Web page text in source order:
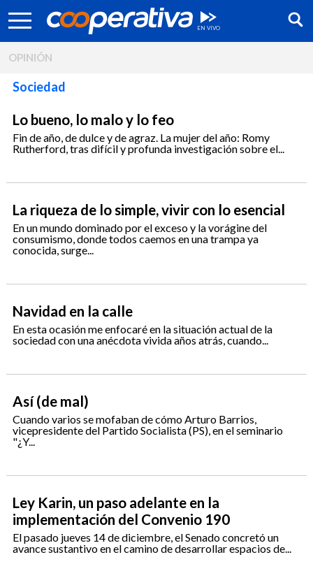
Síguenos:
OPINIÓN
Sociedad
Lo bueno, lo malo y lo feo
Fin de año, de dulce y de agraz. La mujer del año: Romy
Rutherford, tras difícil y profunda investigación sobre el...
La riqueza de lo simple, vivir con lo esencial
En un mundo dominado por el exceso y la vorágine del
consumismo, donde todos caemos en una trampa ya
conocida, surge...
Navidad en la calle
En esta ocasión me enfocaré en la situación actual de la
sociedad con una anécdota vivida años atrás, cuando...
Así (de mal)
Cuando varios se mofaban de cómo Arturo Barrios,
vicepresidente del Partido Socialista (PS), en el seminario
"¿Y...
Ley Karin, un paso adelante en la
implementación del Convenio 190
El pasado jueves 14 de diciembre, el Senado concretó un
avance sustantivo en el camino de desarrollar espacios de...